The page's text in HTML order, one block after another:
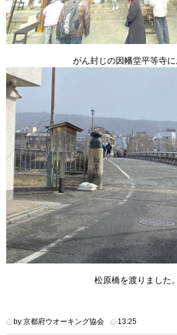
がん封じの因幡堂平等寺に
松原橋を渡りました。
by 京都府ウオーキング協会 13:25